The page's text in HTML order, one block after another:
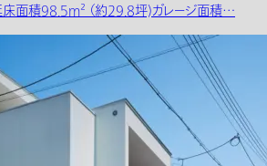
面積98.5m² （約29.8坪)ガレージ面積…